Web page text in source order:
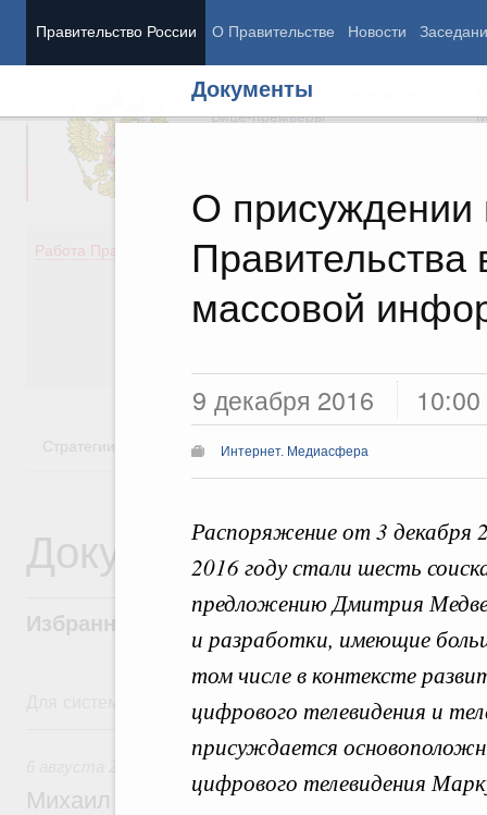
Правительство России О Правительстве Новости
Документы
О присуждении
Правительства
массовой
9 декабря 2016 10:00
Интернет. Медиасфера
Распоряжение от 3
2016 году стали шесть
предложению Дмитрия
и разработки, имеющие
том числе в контексте
цифрового телевидения и
присуждается
цифрового телевидения
Председатель Правительства
Вице-премьеры
Работа Правительства
Демография
Здоровье
Образование
Культура
Стратегии Государственные программы
Документы
Избранные документы со справками к
Для системного поиска перейдите в раздел "Поиск по
Михаил Мишустин дал поручения по